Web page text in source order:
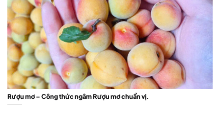
Rượu mơ – Công thức ngâm Rượu mơ chuẩn vị.